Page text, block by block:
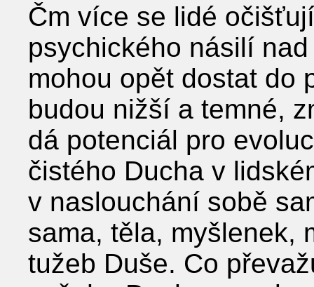
Čm více se lidé
psychického násilí
mohou opět dostat do
budou nižší a temné,
dá potenciál pro
čistého Ducha v
v naslouchání sobě
sama, těla, myšlenek,
tužeb Duše. Co